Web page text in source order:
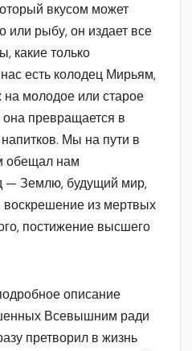
вкусом может
или рыбу, он издает все
какие только
есть колодец Мирьям,
на молодое или старое
превращается в
Мы на пути в
обещал нам
— Землю, будущий мир,
из мертвых
постижение высшего
описание
Всевышним ради
претворил в жизнь